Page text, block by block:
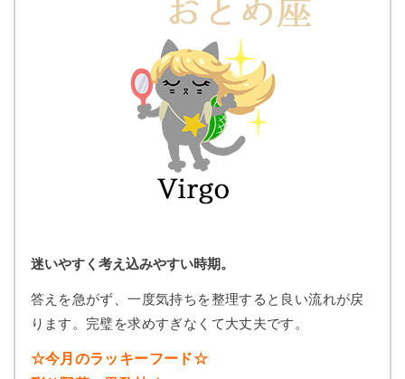
迷いやすく考え込みやすい時期。
答えを急がず、一度気持ちを整理すると良い流れが戻
ります。完璧を求めすぎなくて大丈夫です。
☆今月のラッキーフード☆